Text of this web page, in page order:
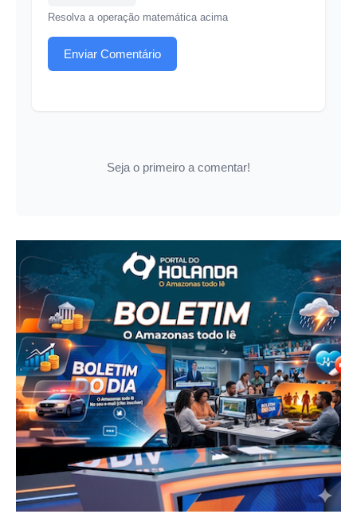
Resolva a operação matemática acima
Enviar Comentário
Seja o primeiro a comentar!